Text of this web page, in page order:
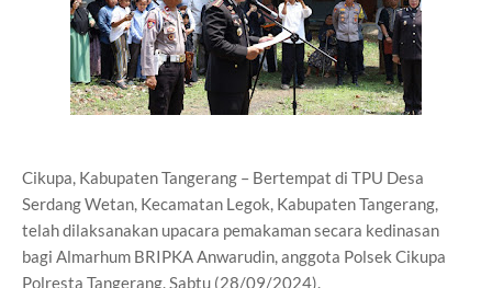
Cikupa, Kabupaten Tangerang – Bertempat di TPU Desa
Serdang Wetan, Kecamatan Legok, Kabupaten Tangerang,
telah dilaksanakan upacara pemakaman secara kedinasan
bagi Almarhum BRIPKA Anwarudin, anggota Polsek Cikupa
Polresta Tangerang. Sabtu (28/09/2024).